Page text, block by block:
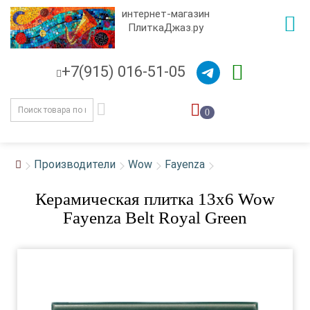
интернет-магазин
ПлиткаДжаз.ру
+7(915) 016-51-05
0
Производители Wow Fayenza
Керамическая плитка 13x6 Wow
Fayenza Belt Royal Green